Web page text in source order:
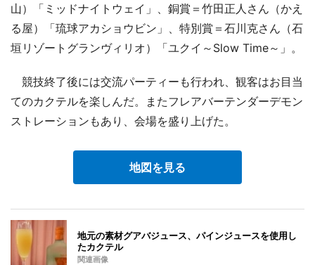
山）「ミッドナイトウェイ」、銅賞＝竹田正人さん（かえ
る屋）「琉球アカショウビン」、特別賞＝石川克さん（石
垣リゾートグランヴィリオ）「ユクイ～Slow Time～」。
競技終了後には交流パーティーも行われ、観客はお目当
てのカクテルを楽しんだ。またフレアバーテンダーデモン
ストレーションもあり、会場を盛り上げた。
地図を見る
地元の素材グアバジュース、パインジュースを使用し
たカクテル
関連画像